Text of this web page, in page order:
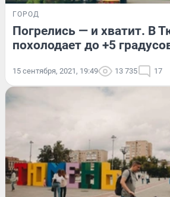
ГОРОД
Погрелись — и хватит. В
похолодает до +5
15 сентября, 2021, 19:49 13 735 17